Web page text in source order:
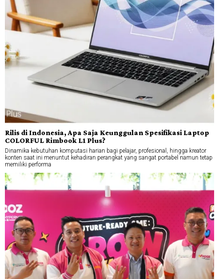
Rilis di Indonesia, Apa Saja Keunggulan Spesifikasi Laptop
COLORFUL Rimbook L1 Plus?
Dinamika kebutuhan komputasi harian bagi pelajar, profesional, hingga kreator
konten saat ini menuntut kehadiran perangkat yang sangat portabel namun tetap
memiliki performa